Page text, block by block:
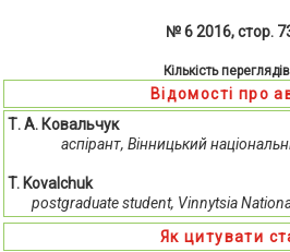
№ 6 2016, стор.
Кількість
Відомості про
Т. А. Ковальчук
аспірант, Вінницький
T. Kovalchuk
postgraduate student, Vinnytsia
Як цитувати